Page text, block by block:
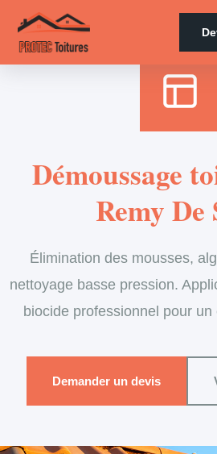
Démoussage
Remy De
Élimination des mousses,
nettoyage basse pression.
biocide professionnel pour
Demander un devis